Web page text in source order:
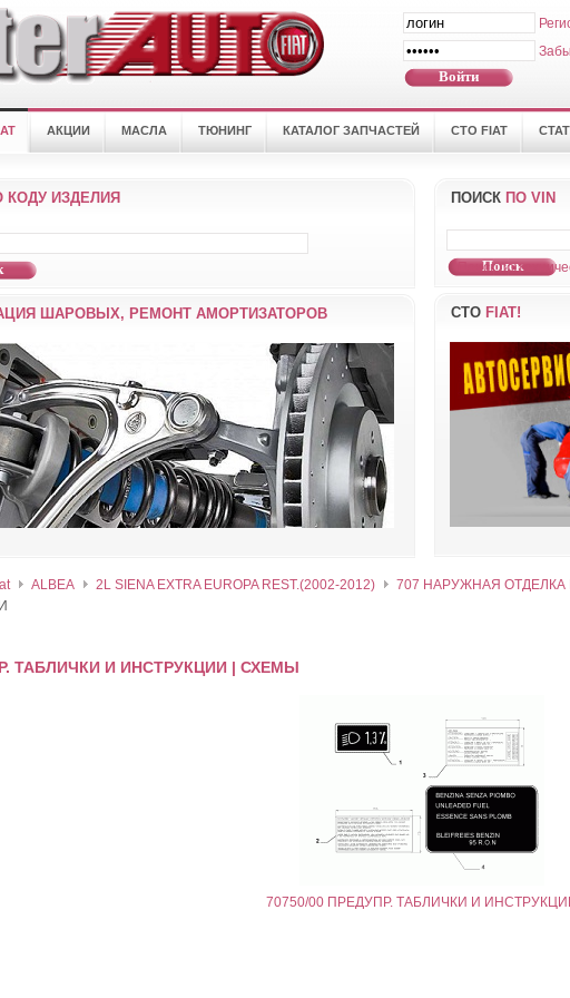
АКЦИИ МАСЛА ТЮНИНГ КАТАЛОГ ЗАПЧАСТЕЙ СТО FIAT
КОДУ ИЗДЕЛИЯ
ШАРОВЫХ, РЕМОНТ АМОРТИЗАТОРОВ
ПОИСК ПО VIN
Поиск по
СТО FIAT!
ALBEA 2L SIENA EXTRA EUROPA REST.(2002-2012) 707 НАРУЖНАЯ
ТАБЛИЧКИ И ИНСТРУКЦИИ | СХЕМЫ
70750/00 ПРЕДУПР. ТАБЛИЧКИ И